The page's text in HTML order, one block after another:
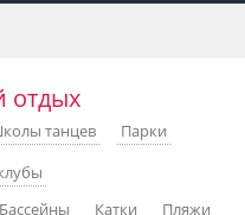
пїЅпїЅпїЅпїЅпїЅ
пїЅпїЅпїЅпїЅпїЅпїЅ
отдых
танцев
Парки
Бассейны Катки
Пляжи